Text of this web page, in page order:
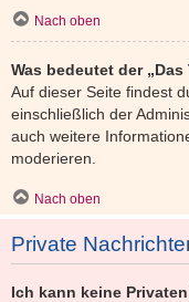
Nach oben
Was bedeutet der
Auf dieser Seite findest
einschließlich der
auch weitere
moderieren.
Nach oben
Private
Ich kann keine